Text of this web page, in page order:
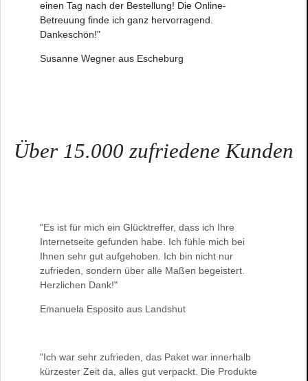
einen Tag nach der Bestellung! Die Online-
Betreuung finde ich ganz hervorragend.
Dankeschön!"
Susanne Wegner aus Escheburg
Über 15.000 zufriedene Kunden
"Es ist für mich ein Glücktreffer, dass ich Ihre
Internetseite gefunden habe. Ich fühle mich bei
Ihnen sehr gut aufgehoben. Ich bin nicht nur
zufrieden, sondern über alle Maßen begeistert.
Herzlichen Dank!"
Emanuela Esposito aus Landshut
"Ich war sehr zufrieden, das Paket war innerhalb
kürzester Zeit da, alles gut verpackt. Die Produkte